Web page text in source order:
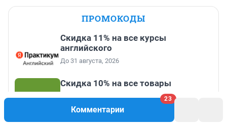
Комментарии
23
ПРОМОКОДЫ
Скидка 11% на все курсы
английского
До 31 августа, 2026
Скидка 10% на все товары